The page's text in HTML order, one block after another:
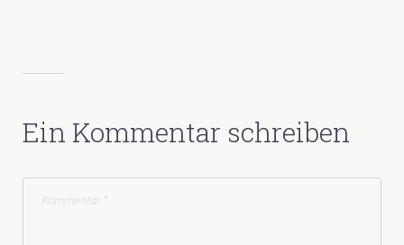
Ein Kommentar schreiben